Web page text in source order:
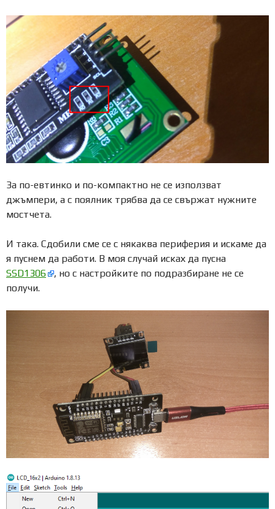
За по-евтинко и по-компактно не се използват
джъмпери, а с поялник трябва да се свържат нужните
мостчета.
И така. Сдобили сме се с някаква периферия и искаме да
я пуснем да работи. В моя случай исках да пусна
SSD1306
, но с настройките по подразбиране не се
получи.